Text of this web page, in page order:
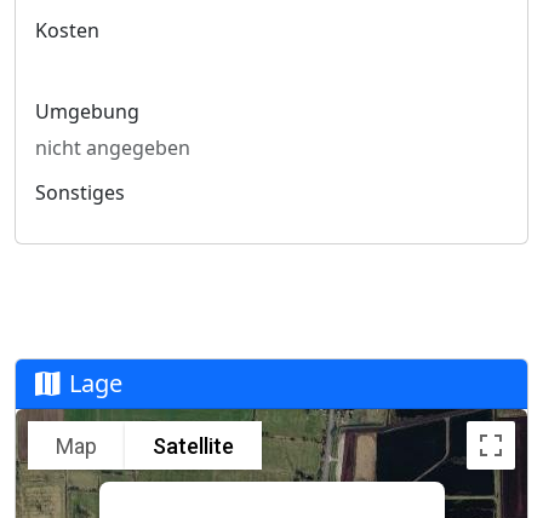
Kosten
Umgebung
nicht angegeben
Sonstiges
Lage
Map Satellite